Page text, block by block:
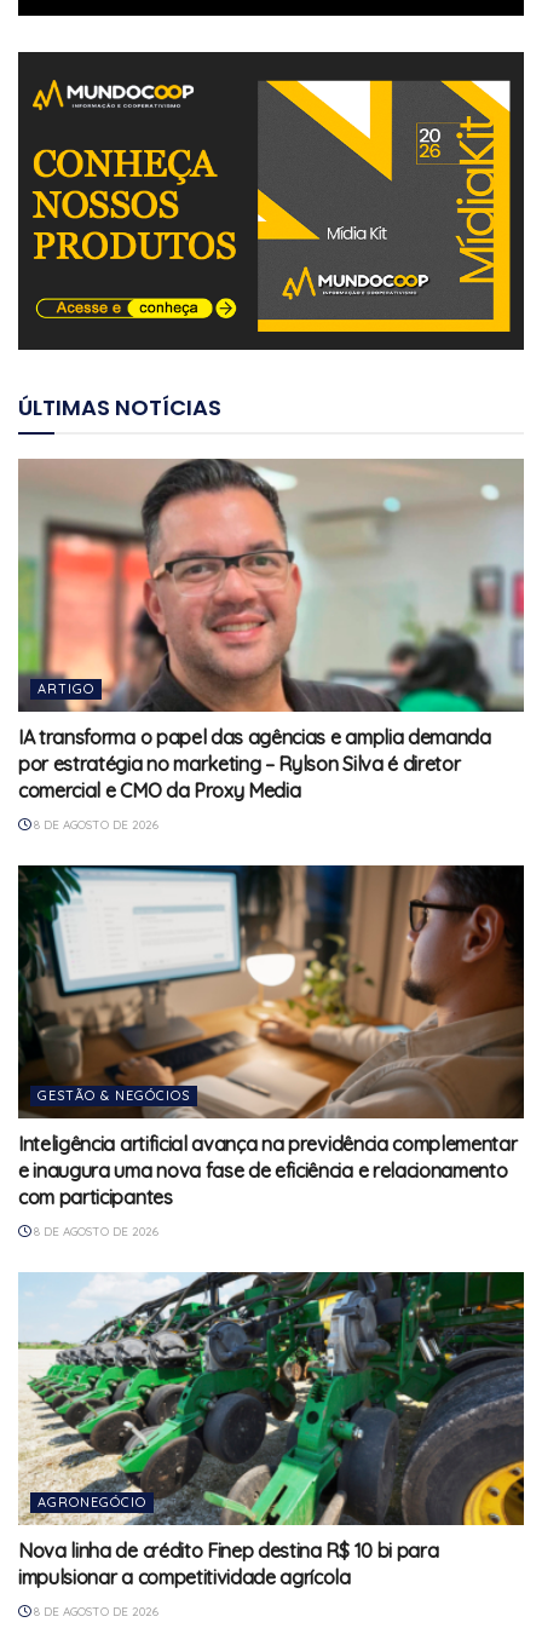
ÚLTIMAS NOTÍCIAS
ARTIGO
IA transforma o papel das agências e amplia demanda
por estratégia no marketing – Rylson Silva é diretor
comercial e CMO da Proxy Media
8 DE AGOSTO DE 2026
GESTÃO & NEGÓCIOS
Inteligência artificial avança na previdência complementar
e inaugura uma nova fase de eficiência e relacionamento
com participantes
8 DE AGOSTO DE 2026
AGRONEGÓCIO
Nova linha de crédito Finep destina R$ 10 bi para
impulsionar a competitividade agrícola
8 DE AGOSTO DE 2026